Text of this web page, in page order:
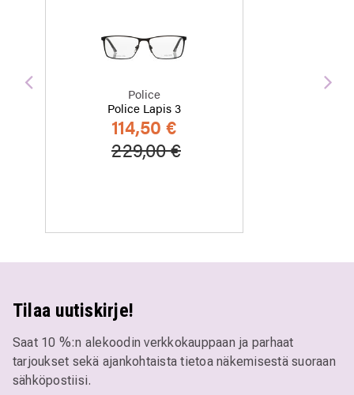
Police
Police Lapis 3
114,50 €
Hinta alennettu
229,00 €Alennettu hinta
Edellinen
Tilaa uutiskirje!
Saat 10 %:n alekoodin verkkokauppaan ja parhaat
tarjoukset sekä ajankohtaista tietoa näkemisestä suoraan
sähköpostiisi.